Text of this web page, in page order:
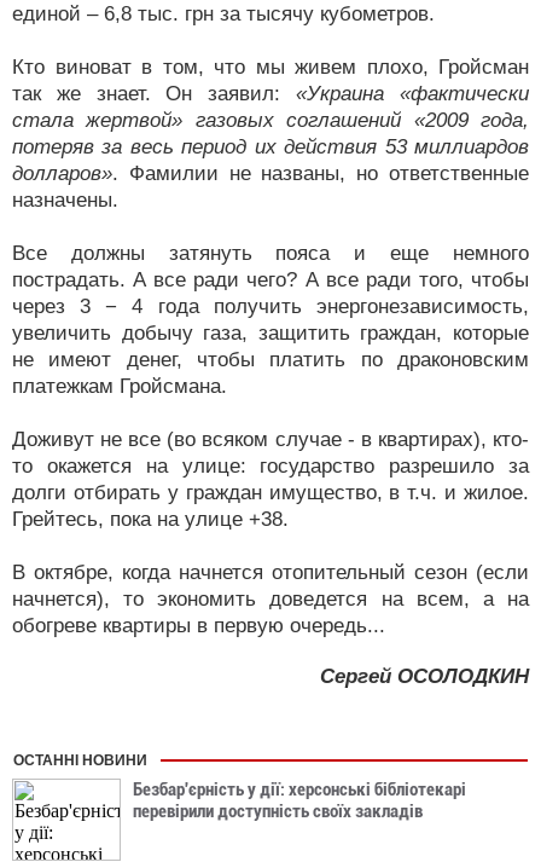
единой – 6,8 тыс. грн за тысячу кубометров.
Кто виноват в том, что мы живем плохо, Гройсман
так же знает. Он заявил: «Украина «фактически
стала жертвой» газовых соглашений «2009 года,
потеряв за весь период их действия 53 миллиардов
долларов». Фамилии не названы, но ответственные
назначены.
Все должны затянуть пояса и еще немного
пострадать. А все ради чего? А все ради того, чтобы
через 3 − 4 года получить энергонезависимость,
увеличить добычу газа, защитить граждан, которые
не имеют денег, чтобы платить по драконовским
платежкам Гройсмана.
Доживут не все (во всяком случае - в квартирах), кто-
то окажется на улице: государство разрешило за
долги отбирать у граждан имущество, в т.ч. и жилое.
Грейтесь, пока на улице +38.
В октябре, когда начнется отопительный сезон (если
начнется), то экономить доведется на всем, а на
обогреве квартиры в первую очередь...
Сергей ОСОЛОДКИН
ОСТАННІ НОВИНИ
Безбар'єрність у дії: херсонські бібліотекарі
перевірили доступність своїх закладів